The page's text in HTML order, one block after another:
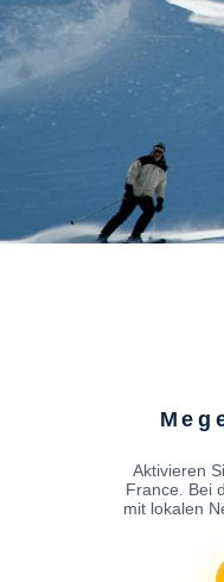
Aktivieren
France. Bei
mit lokalen